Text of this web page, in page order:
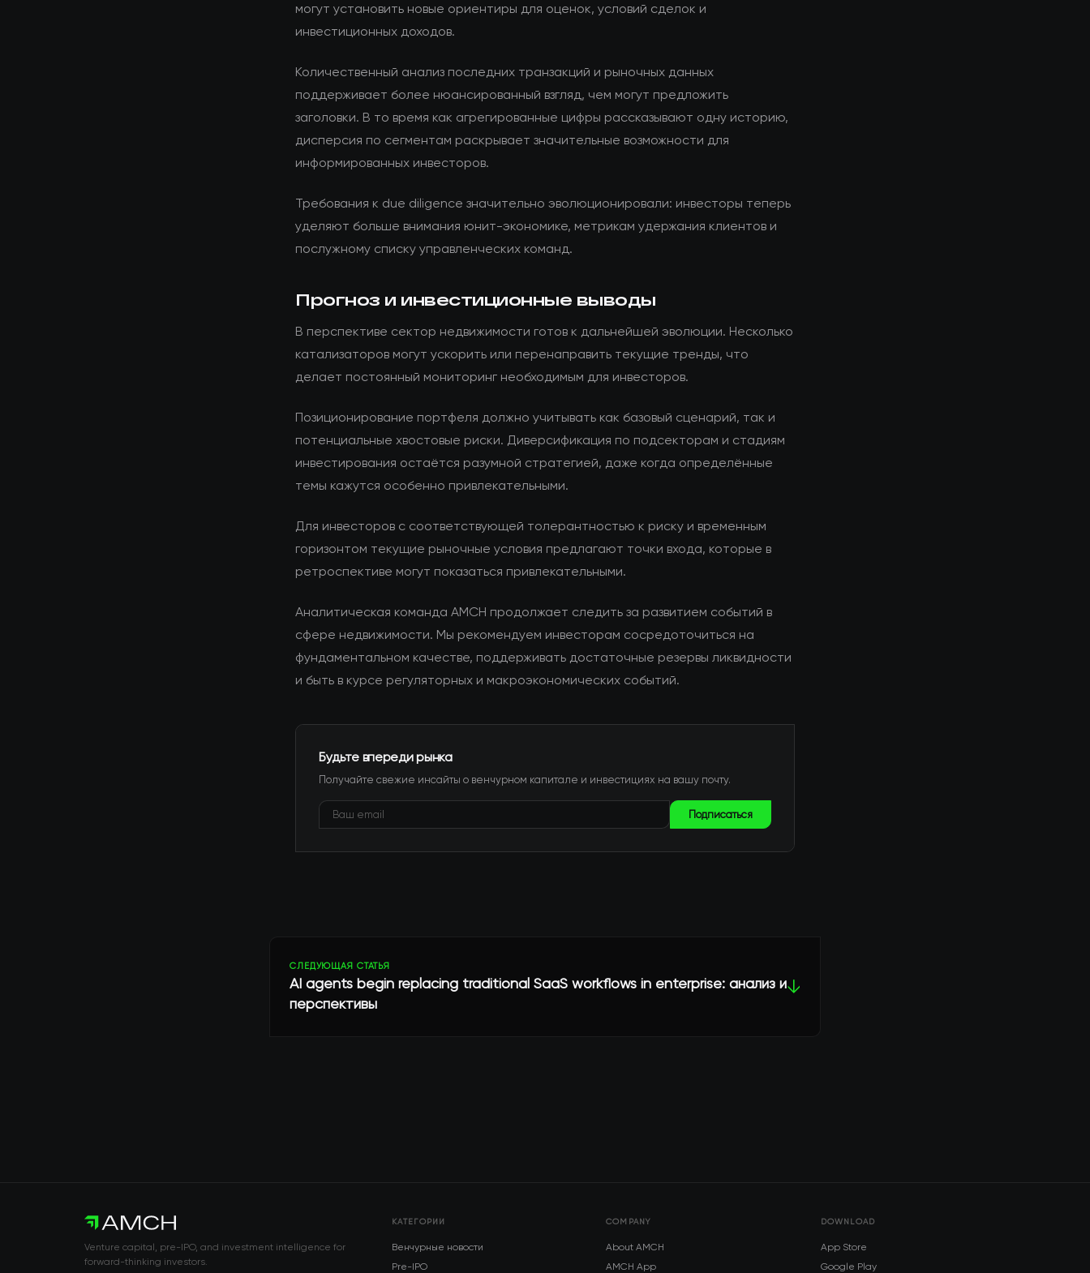
могут установить новые ориентиры для оценок, условий сделок и
инвестиционных доходов.
Количественный анализ последних транзакций и рыночных данных
поддерживает более нюансированный взгляд, чем могут предложить
заголовки. В то время как агрегированные цифры рассказывают одну историю,
дисперсия по сегментам раскрывает значительные возможности для
информированных инвесторов.
Требования к due diligence значительно эволюционировали: инвесторы теперь
уделяют больше внимания юнит-экономике, метрикам удержания клиентов и
послужному списку управленческих команд.
Прогноз и инвестиционные выводы
В перспективе сектор недвижимости готов к дальнейшей эволюции. Несколько
катализаторов могут ускорить или перенаправить текущие тренды, что
делает постоянный мониторинг необходимым для инвесторов.
Позиционирование портфеля должно учитывать как базовый сценарий, так и
потенциальные хвостовые риски. Диверсификация по подсекторам и стадиям
инвестирования остаётся разумной стратегией, даже когда определённые
темы кажутся особенно привлекательными.
Для инвесторов с соответствующей толерантностью к риску и временным
горизонтом текущие рыночные условия предлагают точки входа, которые в
ретроспективе могут показаться привлекательными.
Аналитическая команда AMCH продолжает следить за развитием событий в
сфере недвижимости. Мы рекомендуем инвесторам сосредоточиться на
фундаментальном качестве, поддерживать достаточные резервы ликвидности
и быть в курсе регуляторных и макроэкономических событий.
Будьте впереди рынка
Получайте свежие инсайты о венчурном капитале и инвестициях на вашу почту.
Подписаться
СЛЕДУЮЩАЯ СТАТЬЯ
AI agents begin replacing traditional SaaS workflows in enterprise: анализ и
перспективы
↓
Venture capital, pre-IPO, and investment intelligence for
forward-thinking investors.
КАТЕГОРИИ
Венчурные новости
Pre-IPO
COMPANY
About AMCH
AMCH App
DOWNLOAD
App Store
Google Play